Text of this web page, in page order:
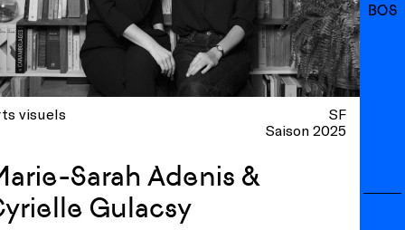
BOS
visuels
SF
Saison 2025
Sarah Adenis &
Gulacsy